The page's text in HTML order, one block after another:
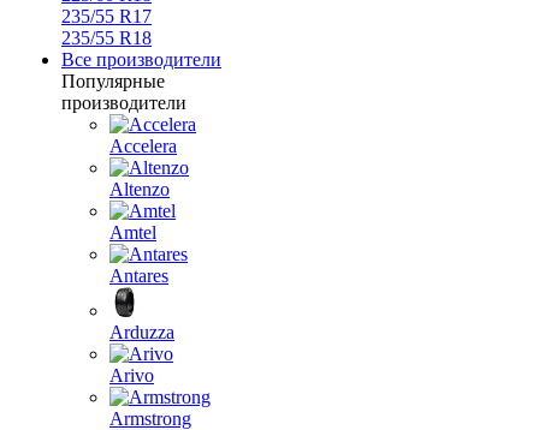
235/55 R17
235/55 R18
Все производители
Популярные
производители
Accelera
Altenzo
Amtel
Antares
Arduzza
Arivo
Armstrong